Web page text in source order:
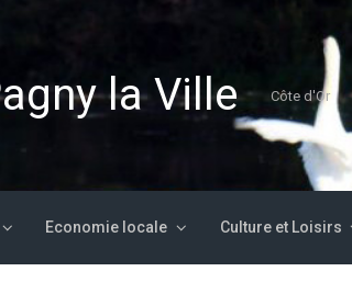
la Ville Côte d'Or
Economie locale Culture et Loisirs